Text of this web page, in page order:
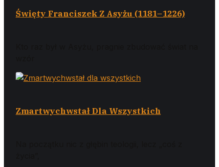
Święty Franciszek Z Asyżu (1181–1226)
Zmartwychwstał Dla Wszystkich